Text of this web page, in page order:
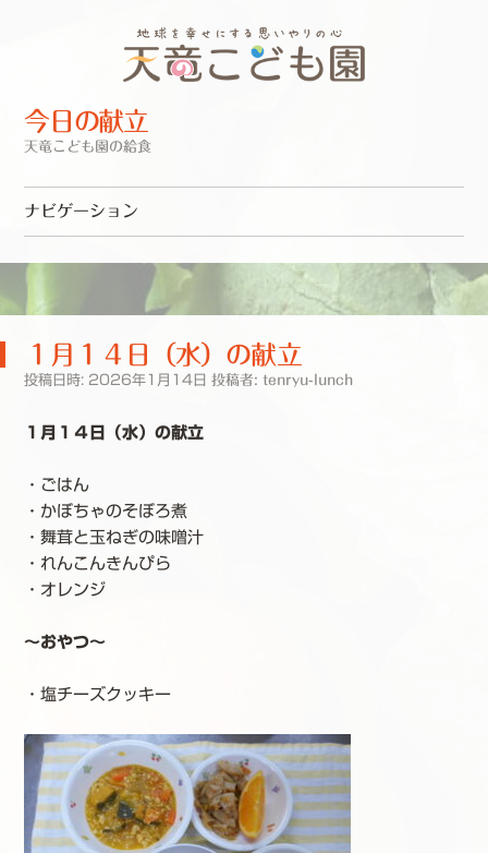
今日の献立
天竜こども園の給食
ナビゲーション
１月１４日（水）の献立
投稿日時: 2026年1月14日 投稿者: tenryu-lunch
１月１４日（水）の献立
・ごはん
・かぼちゃのそぼろ煮
・舞茸と玉ねぎの味噌汁
・れんこんきんぴら
・オレンジ
～おやつ～
・塩チーズクッキー